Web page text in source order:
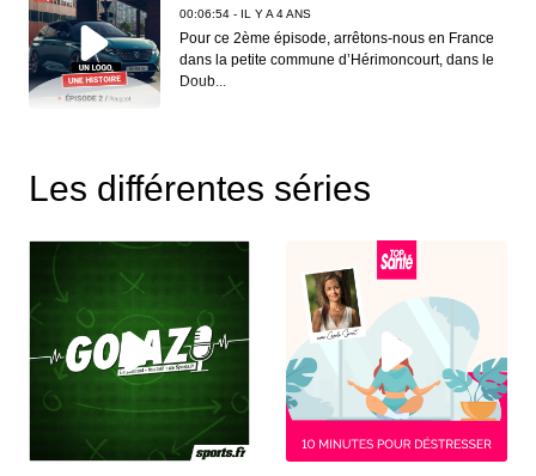
00:06:54 - IL Y A 4 ANS
Pour ce 2ème épisode, arrêtons-nous en France
dans la petite commune d’Hérimoncourt, dans le
Doub...
Connaissez-vous la marque au taureau,
Un logo, une histoire - Aston Martin
00:05:44 - IL Y A 4 ANS
Dans ce 4e épisode, retour sur la marque
britannique la plus connue de l&#039;industrie
automobil...
Un logo, une histoire - Nissan
00:06:53 - IL Y A 1 AN
Les différentes séries